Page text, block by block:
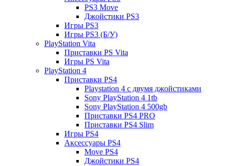
PS3 Move
Джойстики PS3
Игры PS3
Игры PS3 (Б/У)
PlayStation Vita
Приставки PS Vita
Игры PS Vita
PlayStation 4
Приставки PS4
Playstation 4 с двумя джойстиками
Sony PlayStation 4 1tb
Sony PlayStation 4 500gb
Приставки PS4 PRO
Приставки PS4 Slim
Игры PS4
Аксессуары PS4
Move PS4
Джойстики PS4